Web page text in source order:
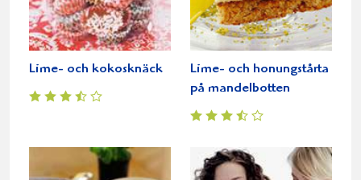
Lime- och kokosknäck
Lime- och honungstårta
på mandelbotten